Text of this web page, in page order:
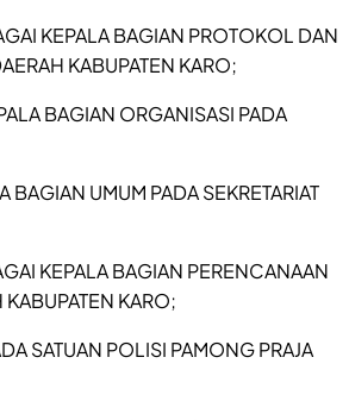
KEPALA BAGIAN PROTOKOL DAN
KABUPATEN KARO;
BAGIAN ORGANISASI PADA
UMUM PADA SEKRETARIAT
KEPALA BAGIAN PERENCANAAN
KABUPATEN KARO;
SATUAN POLISI PAMONG PRAJA